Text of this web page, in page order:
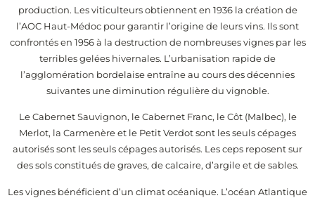
production. Les viticulteurs obtiennent en 1936 la création de
l’AOC Haut-Médoc pour garantir l’origine de leurs vins. Ils sont
confrontés en 1956 à la destruction de nombreuses vignes par les
terribles gelées hivernales. L’urbanisation rapide de
l’agglomération bordelaise entraîne au cours des décennies
suivantes une diminution régulière du vignoble.
Le Cabernet Sauvignon, le Cabernet Franc, le Côt (Malbec), le
Merlot, la Carmenère et le Petit Verdot sont les seuls cépages
autorisés sont les seuls cépages autorisés. Les ceps reposent sur
des sols constitués de graves, de calcaire, d’argile et de sables.
Les vignes bénéficient d’un climat océanique. L’océan Atlantique